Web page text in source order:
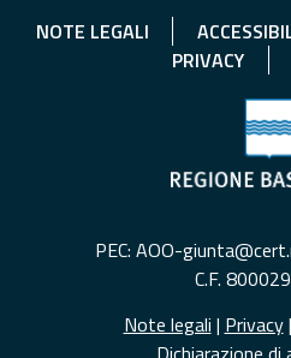
NOTE LEGALI
PRIVACY
PEC: AOO-
C.F.
Note legali | Privacy|